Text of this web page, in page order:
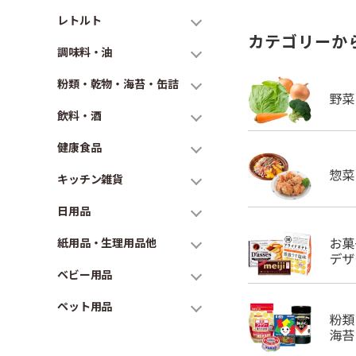
レトルト
調味料・油
粉類・乾物・海苔・缶詰
飲料・酒
健康食品
キッチン雑貨
日用品
紙用品・生理用品他
ベビー用品
ペット用品
カテゴリーか